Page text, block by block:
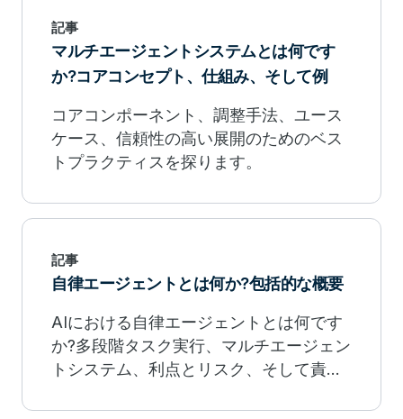
記事
マルチエージェントシステムとは何です
か?コアコンセプト、仕組み、そして例
コアコンポーネント、調整手法、ユース
ケース、信頼性の高い展開のためのベス
トプラクティスを探ります。
記事
自律エージェントとは何か?包括的な概要
AIにおける自律エージェントとは何です
か?多段階タスク実行、マルチエージェン
トシステム、利点とリスク、そして責任